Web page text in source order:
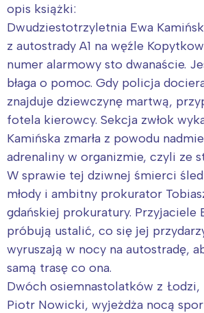
opis książki:
Dwudziestotrzyletnia Ewa
z autostrady A1 na węźle
numer alarmowy sto dwanaście.
błaga o pomoc. Gdy policja
znajduje dziewczynę martwą,
fotela kierowcy. Sekcja zwłok
Kamińska zmarła z powodu
adrenaliny w organizmie, czyli ze
W sprawie tej dziwnej śmierci
młody i ambitny prokurator
gdańskiej prokuratury. Przyjaciele
próbują ustalić, co się jej
wyruszają w nocy na autostradę,
samą trasę co ona.
Dwóch osiemnastolatków z Łodzi,
Piotr Nowicki, wyjeżdża nocą